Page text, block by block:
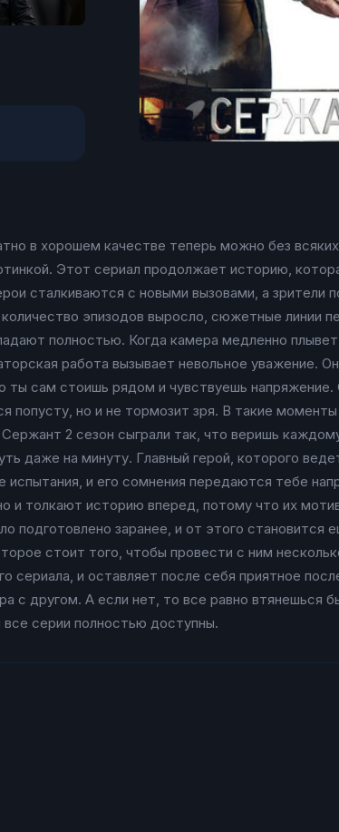
в хорошем качестве теперь можно без
Этот сериал продолжает историю,
сталкиваются с новыми вызовами, а зрители
эпизодов выросло, сюжетные линии
полностью. Когда камера медленно
работа вызывает невольное уважение.
ты сам стоишь рядом и чувствуешь напряжение.
попусту, но и не тормозит зря. В такие
2 сезон сыграли так, что веришь
даже на минуту. Главный герой, которого
испытания, и его сомнения передаются тебе
и толкают историю вперед, потому что их
заранее, и от этого становится
стоит того, чтобы провести с ним
и оставляет после себя приятное
с другом. А если нет, то все равно втянешься
серии полностью доступны.